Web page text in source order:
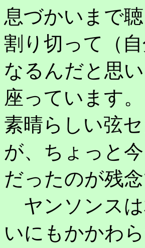
息づかいまで
割り切って（
なるんだと思
座っています
素晴らしい弦
が、ちょっと
だったのが残念
ヤンソンスは
いにもかかわ